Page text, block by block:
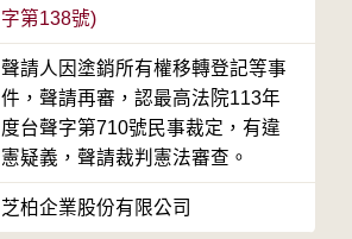
字第138號)
聲請人因塗銷所有權移轉登記等事
件，聲請再審，認最高法院113年
度台聲字第710號民事裁定，有違
憲疑義，聲請裁判憲法審查。
芝柏企業股份有限公司